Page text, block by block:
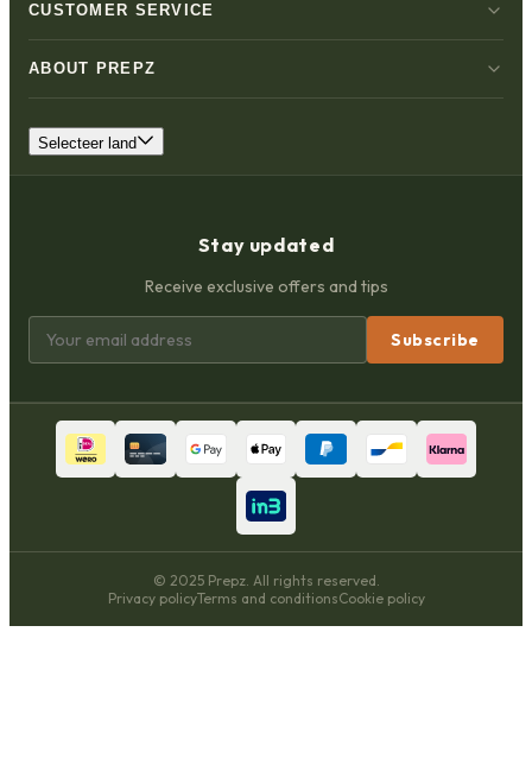
CUSTOMER SERVICE
ABOUT PREPZ
Selecteer land
Stay updated
Receive exclusive offers and tips
Subscribe
© 2025 Prepz. All rights reserved.
Privacy policyTerms and conditionsCookie policy